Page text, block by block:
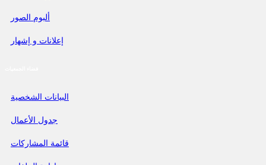
ألبوم الصور
إعلانات و إشهار
البيانات الشخصية
جدول الأعمال
قائمة المشاركات